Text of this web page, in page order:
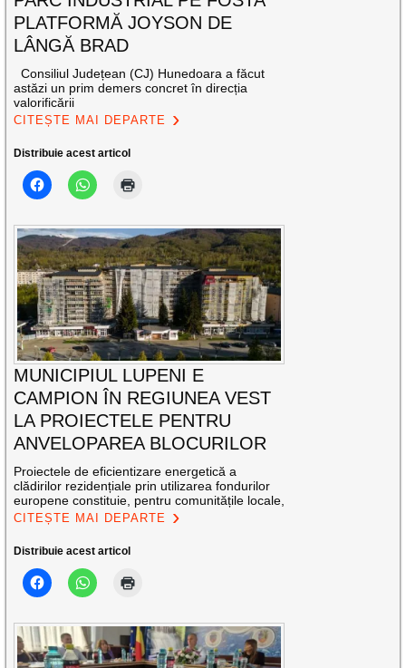
PLATFORMĂ JOYSON DE
LÂNGĂ BRAD
Consiliul Județean (CJ) Hunedoara a făcut
astăzi un prim demers concret în direcția
valorificării
CITEȘTE MAI DEPARTE
Distribuie acest articol
MUNICIPIUL LUPENI E
CAMPION ÎN REGIUNEA VEST
LA PROIECTELE PENTRU
ANVELOPAREA BLOCURILOR
Proiectele de eficientizare energetică a
clădirilor rezidențiale prin utilizarea fondurilor
europene constituie, pentru comunitățile locale,
CITEȘTE MAI DEPARTE
Distribuie acest articol